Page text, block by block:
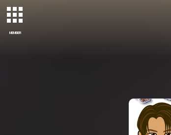
MEMBER